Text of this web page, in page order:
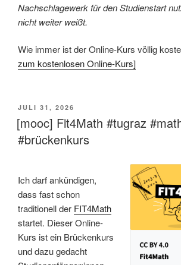
Nachschlagewerk für den Studienstart
nicht weiter weißt.
Wie immer ist der Online-Kurs völlig
zum kostenlosen Online-Kurs]
VERÖFFENTLICHT
AM
JULI 31, 2026
[mooc] Fit4Math #tugraz
#brückenkurs
Ich darf ankündigen,
dass fast schon
traditionell der FIT4Math
startet. Dieser Online-
Kurs ist ein Brückenkurs
und dazu gedacht